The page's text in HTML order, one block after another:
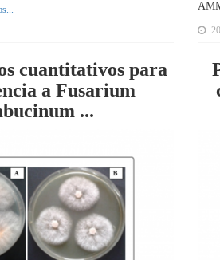
cuantitativos para
a Fusarium
...